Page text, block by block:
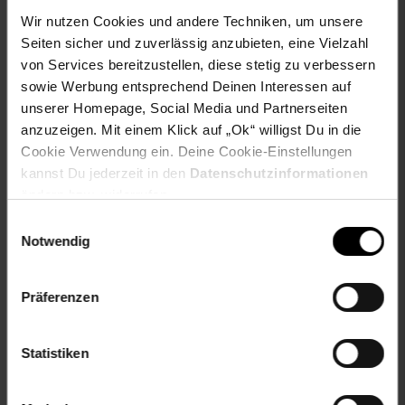
Wir nutzen Cookies und andere Techniken, um unsere
Seiten sicher und zuverlässig anzubieten, eine Vielzahl
von Services bereitzustellen, diese stetig zu verbessern
sowie Werbung entsprechend Deinen Interessen auf
unserer Homepage, Social Media und Partnerseiten
anzuzeigen. Mit einem Klick auf „Ok“ willigst Du in die
Cookie Verwendung ein. Deine Cookie-Einstellungen
kannst Du jederzeit in den Datenschutzinformationen
Notwendig
Präferenzen
Statistiken
Lieferumfang enthalten)
EU-Verantwortlicher:Moni Trade Ltd. Bojurka
VladimirovaTrebich, Dolo
Str11298SofiaBulgarienoffice@cangaroo-bg.com
bis 3 Jahre
Artikelnummer: 2404854004
EAN: 3800146230463